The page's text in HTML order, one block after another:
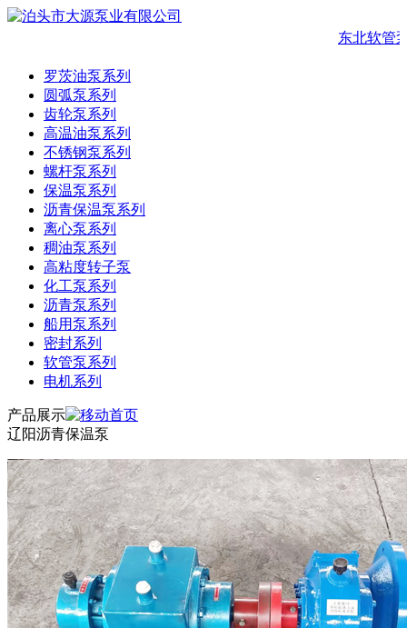
东北软管
罗茨油泵系列
圆弧泵系列
齿轮泵系列
高温油泵系列
不锈钢泵系列
螺杆泵系列
保温泵系列
沥青保温泵系列
离心泵系列
稠油泵系列
高粘度转子泵
化工泵系列
沥青泵系列
船用泵系列
密封系列
软管泵系列
电机系列
产品展示
辽阳沥青保温泵